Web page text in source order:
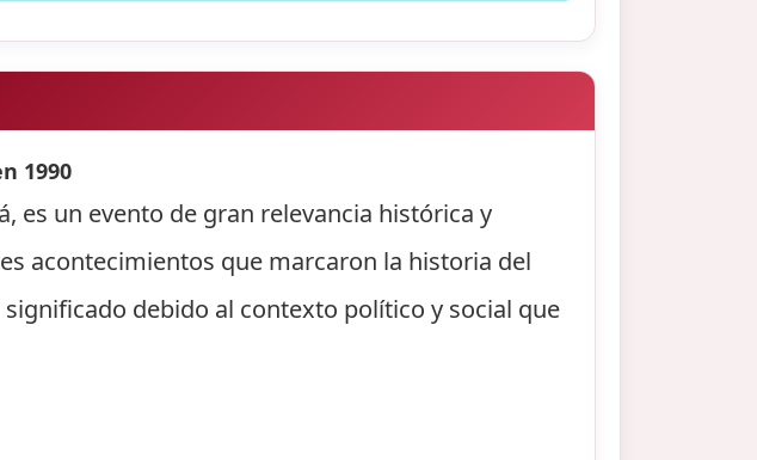
1990
es un evento de gran relevancia histórica y
acontecimientos que marcaron la historia del
debido al contexto político y social que